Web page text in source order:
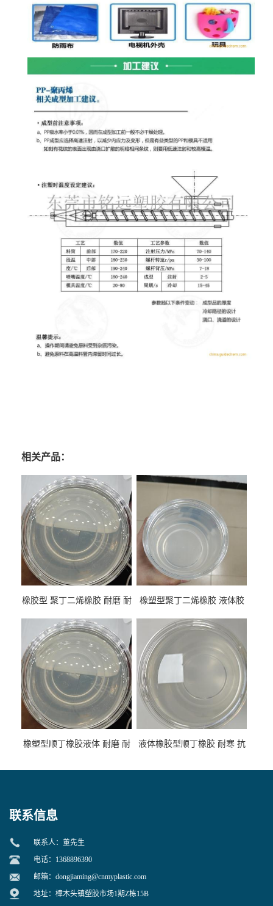
相关产品：
橡胶型 聚丁二烯橡胶 耐磨 耐
性
橡塑型聚丁二烯橡胶 液体胶
专用
橡塑型顺丁橡胶液体 耐磨 耐
液体橡胶型顺丁橡胶 耐寒 抗
联系信息
联系人：董先生
电话：1368896390
邮箱： dongjiaming@cnmyplastic.com
地址：樟木头镇塑胶市场1期Z栋15B